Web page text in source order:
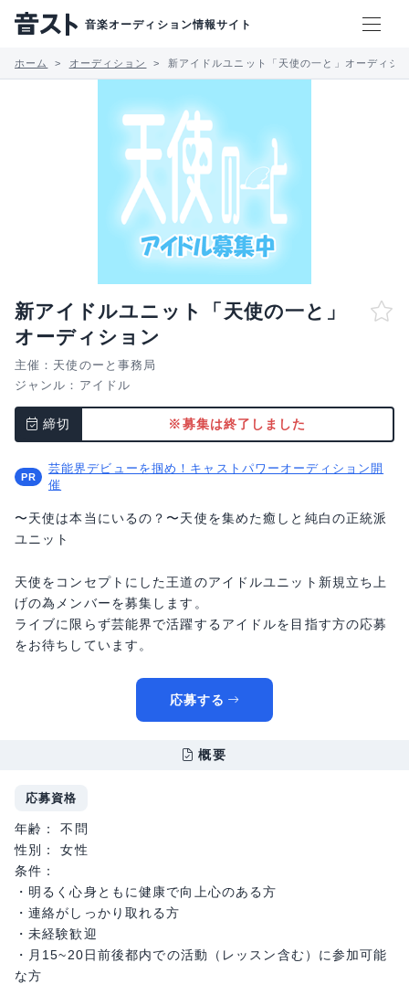
音楽オーディション情報サイト
ホーム オーディション 新アイドルユニット「天使の一と」オーディシ
新アイドルユニット「天使の一と」
オーディション
主催：天使のーと事務局
ジャンル： アイドル
締切 ※募集は終了しました
芸能界デビューを掴め！キャストパワーオーディション開
催
〜天使は本当にいるの？〜天使を集めた癒しと純白の正統派
ユニット
天使をコンセプトにした王道のアイドルユニット新規立ち上
げの為メンバーを募集します。
ライブに限らず芸能界で活躍するアイドルを目指す方の応募
をお待ちしています。
応募する
概要
応募資格
年齢： 不問
性別： 女性
条件：
・明るく心身ともに健康で向上心のある方
・連絡がしっかり取れる方
・未経験歓迎
・月15~20日前後都内での活動（レッスン含む）に参加可能
な方